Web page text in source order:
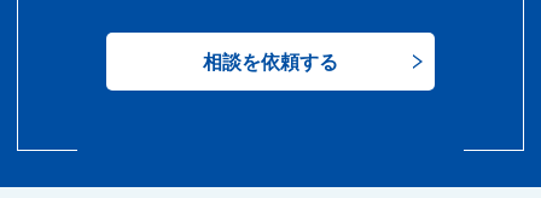
相談を依頼する